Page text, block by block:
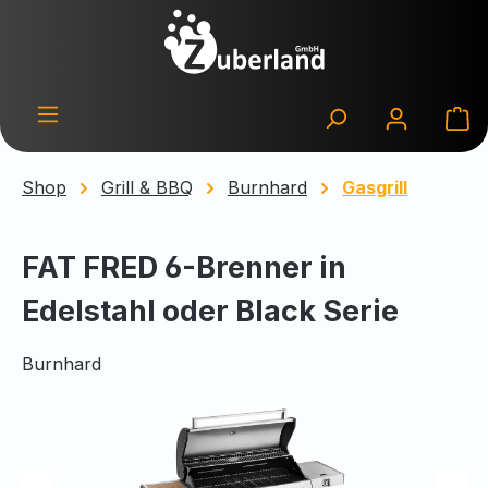
Zum Hauptinhalt springen
Shop Grill & BBQ Burnhard Gasgrill
FAT FRED 6-Brenner in
Edelstahl oder Black Serie
Burnhard